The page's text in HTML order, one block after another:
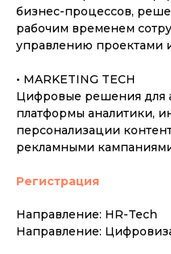
бизнес-процессов,
рабочим временем
управлению проектами
• MARKETING TECH
Цифровые решения для
платформы аналитики,
персонализации
рекламными
Регистрация
Направление: HR-Tech
Направление: